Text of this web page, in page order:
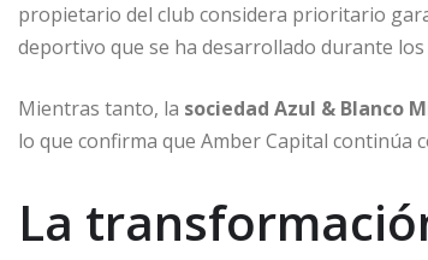
propietario del club considera prioritario
deportivo que se ha desarrollado durante
Mientras tanto, la sociedad Azul & Blanco
lo que confirma que Amber Capital continúa
La